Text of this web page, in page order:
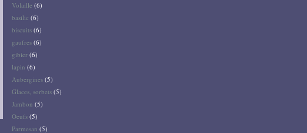
Volaille (6)
basilic (6)
biscuits (6)
gaufres (6)
gibier (6)
lapin (6)
Aubergines (5)
Glaces, sorbets (5)
Jambon (5)
Oeufs (5)
Parmesan (5)